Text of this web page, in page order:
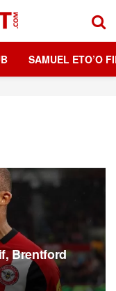
SAMUEL ETO’O
Brentford